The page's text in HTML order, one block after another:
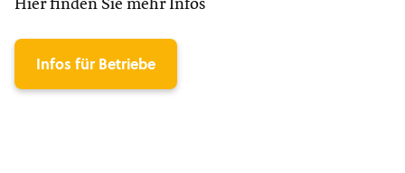
Hier finden Sie mehr Infos
Infos für Betriebe